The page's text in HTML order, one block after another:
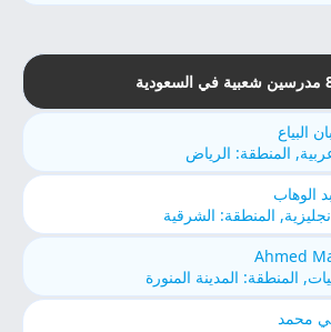
البياع
المنطقة: الرياض
الوهاب
المنطقة: الشرقية
المنطقة: المدينة المنورة
محمد